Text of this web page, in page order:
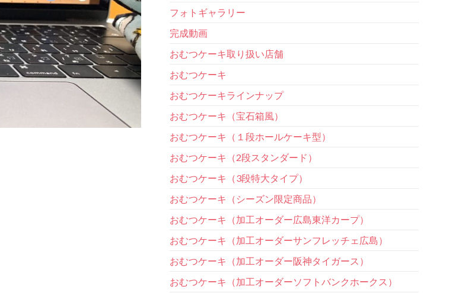
フォトギャラリー
完成動画
おむつケーキ取り扱い店舗
おむつケーキ
おむつケーキラインナップ
おむつケーキ（宝石箱風）
おむつケーキ（１段ホールケーキ型）
おむつケーキ（2段スタンダード）
おむつケーキ（3段特大タイプ）
おむつケーキ（シーズン限定商品）
おむつケーキ（加工オーダー広島東洋カープ）
おむつケーキ（加工オーダーサンフレッチェ広島）
おむつケーキ（加工オーダー阪神タイガース）
おむつケーキ（加工オーダーソフトバンクホークス）